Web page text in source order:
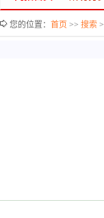
您的位置： 首页 >> 搜索